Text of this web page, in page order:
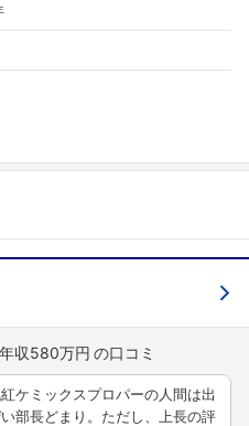
年収580万円
ケミックスプロパーの人間は出
部長どまり。ただし、上長の評